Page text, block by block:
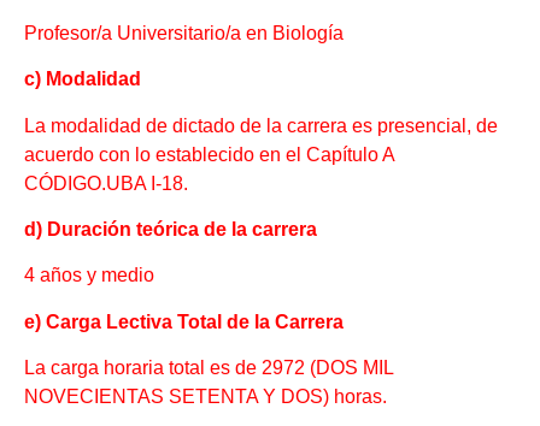
Profesor/a Universitario/a en Biología
c) Modalidad
La modalidad de dictado de la carrera es presencial, de
acuerdo con lo establecido en el Capítulo A
CÓDIGO.UBA I-18.
d) Duración teórica de la carrera
4 años y medio
e) Carga Lectiva Total de la Carrera
La carga horaria total es de 2972 (DOS MIL
NOVECIENTAS SETENTA Y DOS) horas.